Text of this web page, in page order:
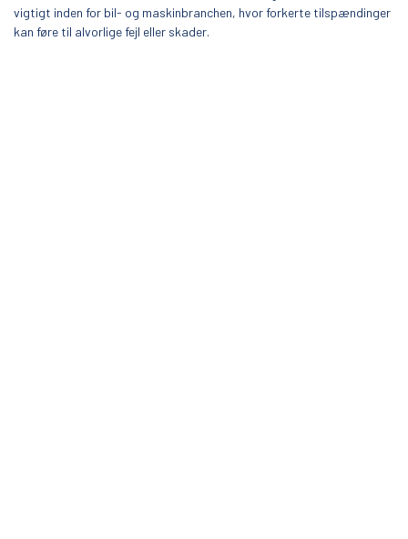
vigtigt inden for bil- og maskinbranchen, hvor forkerte tilspændinger
kan føre til alvorlige fejl eller skader.